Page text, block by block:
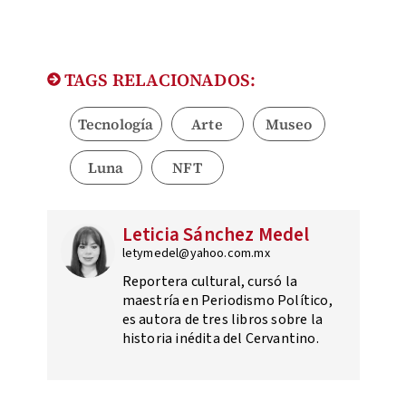
TAGS RELACIONADOS:
Tecnología Arte Museo
Luna NFT
Leticia Sánchez Medel
letymedel@yahoo.com.mx
Reportera cultural, cursó la
maestría en Periodismo Político,
es autora de tres libros sobre la
historia inédita del Cervantino.